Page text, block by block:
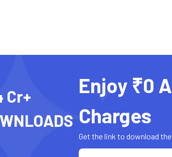
Cr+
Enjoy ₹0
Charges
Get the link to download